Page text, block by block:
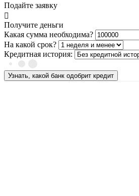
Подайте заявку
Получите деньги
Какая сумма необходима?
На какой срок?
Кредитная история:
Узнать, какой банк одобрит кредит